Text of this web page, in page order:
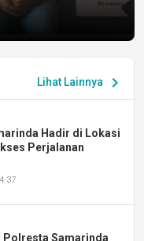
Lihat Lainnya chevron_right
Hadir di Lokasi
Perjalanan
Polresta Samarinda